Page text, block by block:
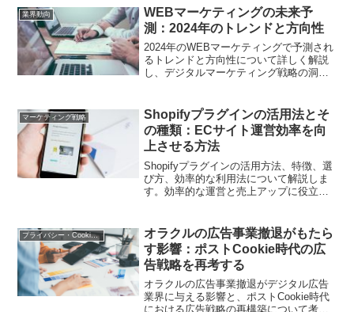
業界動向
WEBマーケティングの未来予
測：2024年のトレンドと方向性
2024年のWEBマーケティングで予測され
るトレンドと方向性について詳しく解説
し、デジタルマーケティング戦略の洞察
マーケティング戦略
Shopifyプラグインの活用法とそ
の種類：ECサイト運営効率を向
上させる方法
Shopifyプラグインの活用方法、特徴、選
び方、効率的な利用法について解説しま
す。効率的な運営と売上アップに役立つ
プライバシー・Cookie規制
オラクルの広告事業撤退がもたら
す影響：ポストCookie時代の広
告戦略を再考する
オラクルの広告事業撤退がデジタル広告
業界に与える影響と、ポストCookie時代
における広告戦略の再構築について考察